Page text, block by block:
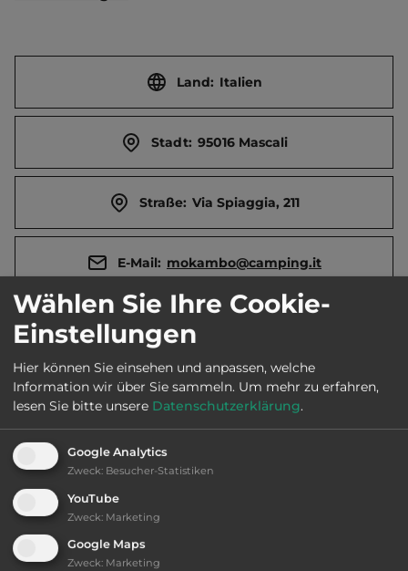
Autovermietung und Rollerverleih. Ausflüge zum
Ätna und nach Taormina.   Ort 1 km entfernt.
Land: Italien
Stadt: 95016 Mascali
Straße: Via Spiaggia, 211
E-Mail: mokambo@camping.it
Webseite: www.campingmokambo.it
Öffnungszeiten:
Wählen Sie Ihre Cookie-
Einstellungen
Hier können Sie einsehen und anpassen, welche
Information wir über Sie sammeln. Um mehr zu erfahren,
lesen Sie bitte unsere Datenschutzerklärung.
Google Analytics
Zweck: Besucher-Statistiken
YouTube
Zweck: Marketing
Google Maps
Zweck: Marketing